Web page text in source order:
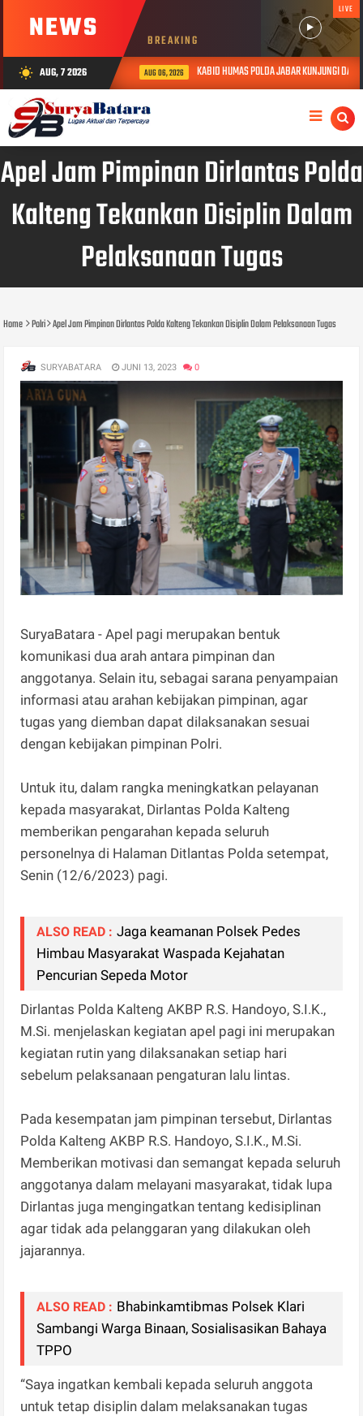
NEWS BREAKING
LIVE
wb_sunny AUG, 7 2026 AUG 06, 2026 KABID HUMAS POLDA JABAR KUNJUNGI DAN
Apel Jam Pimpinan Dirlantas Polda
Kalteng Tekankan Disiplin Dalam
Pelaksanaan Tugas
Home Polri Apel Jam Pimpinan Dirlantas Polda Kalteng Tekankan Disiplin Dalam Pelaksanaan Tugas
SURYABATARA JUNI 13, 2023 0
SuryaBatara - Apel pagi merupakan bentuk
komunikasi dua arah antara pimpinan dan
anggotanya. Selain itu, sebagai sarana penyampaian
informasi atau arahan kebijakan pimpinan, agar
tugas yang diemban dapat dilaksanakan sesuai
dengan kebijakan pimpinan Polri.
Untuk itu, dalam rangka meningkatkan pelayanan
kepada masyarakat, Dirlantas Polda Kalteng
memberikan pengarahan kepada seluruh
personelnya di Halaman Ditlantas Polda setempat,
Senin (12/6/2023) pagi.
ALSO READ : Jaga keamanan Polsek Pedes
Himbau Masyarakat Waspada Kejahatan
Pencurian Sepeda Motor
Dirlantas Polda Kalteng AKBP R.S. Handoyo, S.I.K.,
M.Si. menjelaskan kegiatan apel pagi ini merupakan
kegiatan rutin yang dilaksanakan setiap hari
sebelum pelaksanaan pengaturan lalu lintas.
Pada kesempatan jam pimpinan tersebut, Dirlantas
Polda Kalteng AKBP R.S. Handoyo, S.I.K., M.Si.
Memberikan motivasi dan semangat kepada seluruh
anggotanya dalam melayani masyarakat, tidak lupa
Dirlantas juga mengingatkan tentang kedisiplinan
agar tidak ada pelanggaran yang dilakukan oleh
jajarannya.
ALSO READ : Bhabinkamtibmas Polsek Klari
Sambangi Warga Binaan, Sosialisasikan Bahaya
TPPO
“Saya ingatkan kembali kepada seluruh anggota
untuk tetap disiplin dalam melaksanakan tugas